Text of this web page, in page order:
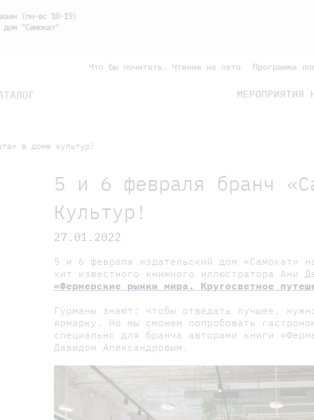
(пн-вс 10-19)
дом "Самокат"
Что бы почитать. Чтение на лето Программа
МЕРОПРИЯТИЯ
в доме культур!
5 и 6 февраля бранч
Культур!
27.01.2022
5 и 6 февраля издательский дом «Самокат»
хит известного книжного иллюстратора Ани
«Фермерские рынки мира. Кругосветное
Гурманы знают: чтобы отведать лучшее,
ярмарку. Но мы сможем попробовать
специально для бранча авторами книги
Давидом Александровым.